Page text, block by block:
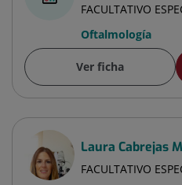
FACULTATIVO
Oftalmología
Ver ficha
Laura Cabrejas
FACULTATIVO